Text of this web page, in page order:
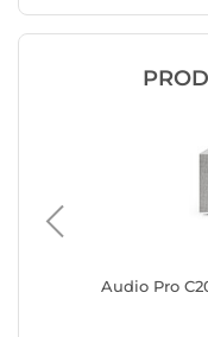
Audio Pro